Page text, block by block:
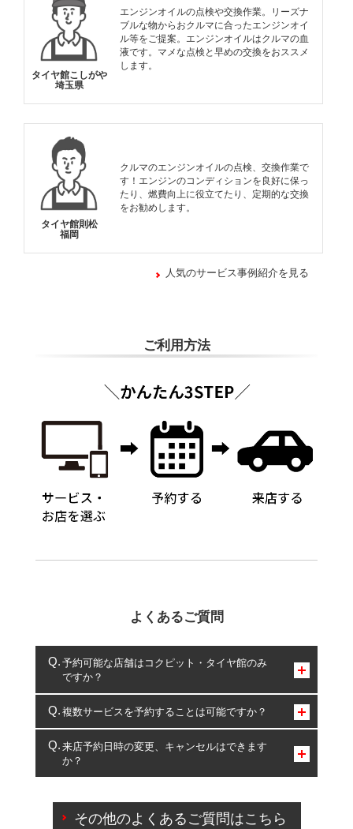
タイヤ館こしがや
埼玉県
エンジンオイルの点検や交換作業。リーズナ
ブルな物からおクルマに合ったエンジンオイ
ル等をご提案。エンジンオイルはクルマの血
液です。マメな点検と早めの交換をおススメ
します。
タイヤ館則松
福岡
クルマのエンジンオイルの点検、交換作業で
す！エンジンのコンディションを良好に保っ
たり、燃費向上に役立てたり、定期的な交換
をお勧めします。
人気のサービス事例紹介を見る
ご利用方法
よくあるご質問
予約可能な店舗はコクピット・タイヤ館のみ
ですか？
コクピット・タイヤ館のみとなります。
複数サービスを予約することは可能ですか？
複数サービスのご予約は可能です。
一部の商品・サービスの組み合わせに限り、同時にご予約が
出来ないものもございます。
来店予約日時の変更、キャンセルはできます
か？
ご来店予約日の3営業日前を過ぎている場合のご予約
その他のよくあるご質問はこちら